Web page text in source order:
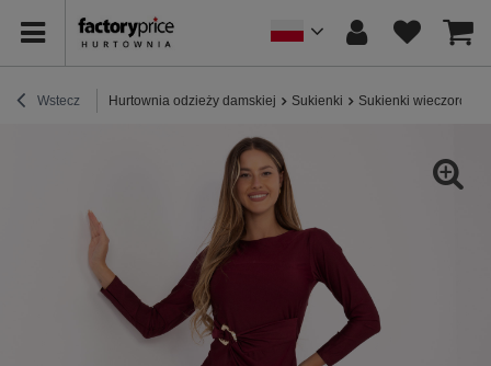
Wstecz Hurtownia odzieży damskiej Sukienki Sukienki wieczorowe